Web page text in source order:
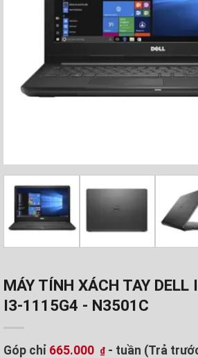
MÁY TÍNH XÁCH TAY DELL
I3-1115G4 - N3501C
Góp chỉ 665.000 ₫ - tuần (Trả